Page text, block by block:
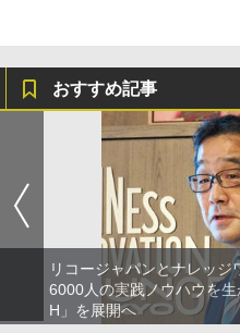
おすすめ記事
リコージャパンとナレッ
6000人の実践ノウハウを
H」を展開へ